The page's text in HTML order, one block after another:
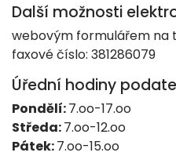
Další možnosti
webovým formulářem na
faxové číslo: 381286079
Úřední hodiny
Pondělí:7.oo-17.oo
Středa:7.oo-12.oo
Pátek:7.oo-15.oo